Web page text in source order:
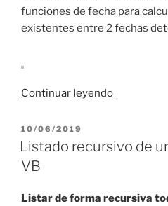
funciones de fecha para
existentes entre 2 fechas
Continuar leyendo«Diferencia
en
PUBLICADO
EL
10/06/2019
Listado recursivo de
VB
Listar de forma recursiva